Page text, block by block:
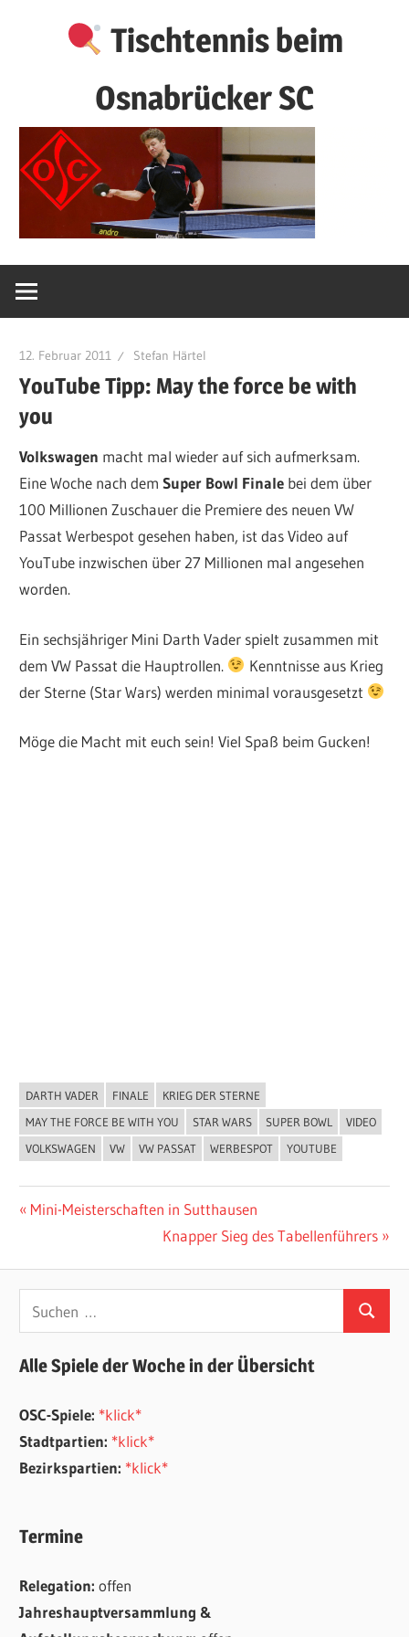
Tischtennis beim
Osnabrücker SC
12. Februar 2011 Stefan Härtel
YouTube Tipp: May the force be with
you
Volkswagen macht mal wieder auf sich aufmerksam.
Eine Woche nach demSuper Bowl Finale bei dem über
100 Millionen Zuschauer die Premiere des neuen VW
Passat Werbespot gesehen haben, ist das Video auf
YouTube inzwischen über 27 Millionen mal angesehen
worden.
Ein sechsjähriger Mini Darth Vader spielt zusammen mit
dem VW Passat die Hauptrollen.
Kenntnisse aus Krieg
der Sterne (Star Wars) werden minimal vorausgesetzt
Möge die Macht mit euch sein! Viel Spaß beim Gucken!
ALLGEMEIN
DARTH VADER FINALE
KRIEG DER STERNE
MAY THE FORCE BE WITH YOU
STAR WARS SUPER BOWL
VIDEO
VOLKSWAGEN
VW VW PASSAT WERBESPOT YOUTUBE
Beitragsnavigation
Vorheriger
Mini-Meisterschaften in Sutthausen
Nächster
Knapper Sieg des Tabellenführers
nach:
Suchen
Alle Spiele der Woche in der Übersicht
OSC-Spiele: *klick*
Stadtpartien: *klick*
Bezirkspartien: *klick*
Termine
Relegation:offen
Jahreshauptversammlung &